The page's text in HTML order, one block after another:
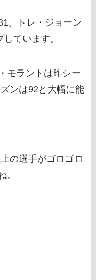
、トレ・ジョーン
ています。
モラントは昨シー
ンは92と大幅に能
の選手がゴロゴロ
。